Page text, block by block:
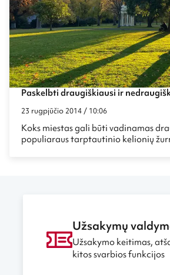
Paskelbti draugiškiausi ir
23 rugpjūčio 2014 / 10:06
Koks miestas gali būti vadinamas
populiaraus tarptautinio kelionių
Užsakymų
Užsakymo keitimas,
kitos svarbios funkcijos